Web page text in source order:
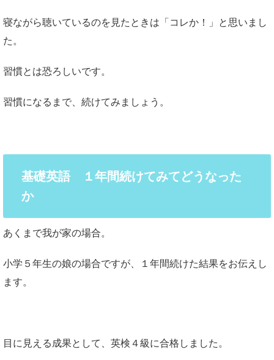
寝ながら聴いているのを見たときは「コレか！」と思いまし
た。
習慣とは恐ろしいです。
習慣になるまで、続けてみましょう。
基礎英語 １年間続けてみてどうなった
か
あくまで我が家の場合。
小学５年生の娘の場合ですが、１年間続けた結果をお伝えし
ます。
目に見える成果として、英検４級に合格しました。